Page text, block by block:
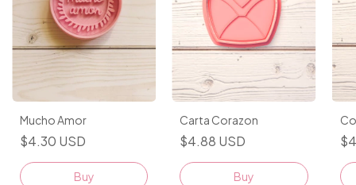
Mucho Amor
$4.30 USD
Buy
Carta Corazon
$4.88 USD
Buy